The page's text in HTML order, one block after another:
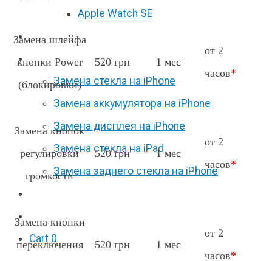
Apple Watch SE
Отзывы
Акции
Замена стекла на iPhone
Замена аккумулятора на iPhone
Замена дисплея на iPhone
Замена стекла на iPad
Замена заднего стекла на iPhone
Cart 0
Замена шлейфа
кнопки Power
(блокировки)
520 грн 1 мес
от 2
часов*
Замена кнопок
регулировки
громкости
520 грн 1 мес
от 2
часов*
Замена кнопки
переключения
520 грн 1 мес
от 2
часов*